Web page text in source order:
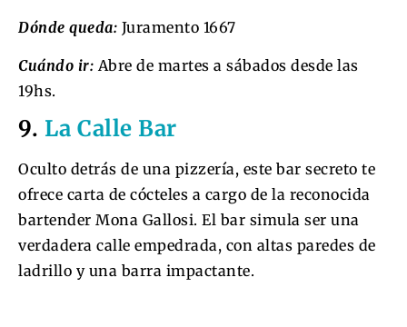
Dónde queda: Juramento 1667
Cuándo ir: Abre de martes a sábados desde las
19hs.
9. La Calle Bar
Oculto detrás de una pizzería, este bar secreto te
ofrece carta de cócteles a cargo de la reconocida
bartender Mona Gallosi. El bar simula ser una
verdadera calle empedrada, con altas paredes de
ladrillo y una barra impactante.